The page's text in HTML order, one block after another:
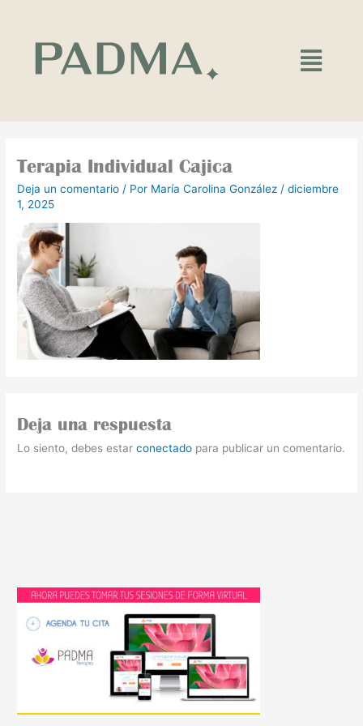
contenido
Main
Menu
Terapia Individual Cajica
Deja un comentario / Por María Carolina González /diciembre
1, 2025
Deja una respuesta
Lo siento, debes estarconectado para publicar un comentario.